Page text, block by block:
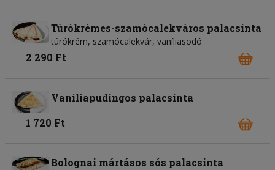
Túrókrémes-szamócalekváros palacsinta
túrókrém, szamócalekvár, vaníliasodó
2 290 Ft
Vaníliapudingos palacsinta
1 720 Ft
Bolognai mártásos sós palacsinta